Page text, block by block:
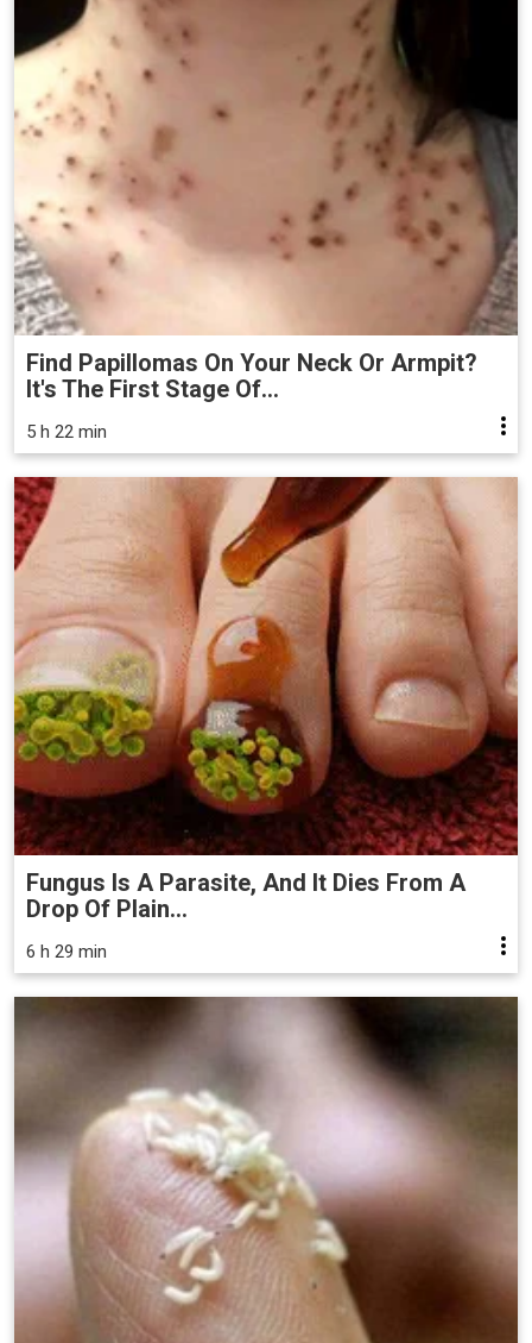
Find Papillomas On Your Neck Or Armpit?
It's The First Stage Of...
5 h 22 min
Fungus Is A Parasite, And It Dies From A
Drop Of Plain...
6 h 29 min